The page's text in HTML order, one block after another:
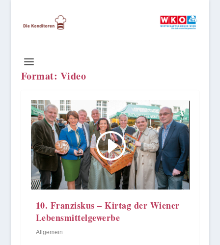
Format: Video
10. Franziskus – Kirtag der Wiener
Lebensmittelgewerbe
Allgemein